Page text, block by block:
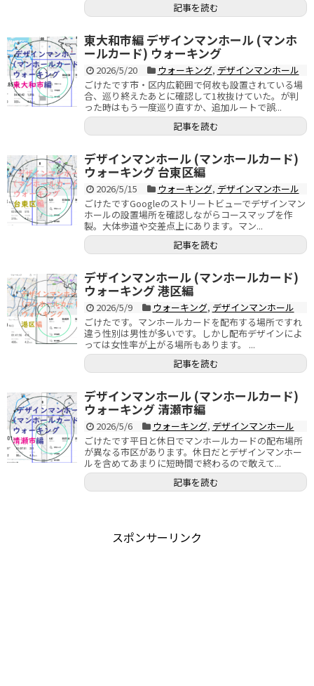
記事を読む
東大和市編 デザインマンホール (マンホ
ールカード) ウォーキング
2026/5/20 ウォーキング, デザインマンホール
ごけたです市・区内広範囲で何枚も設置されている場
合、巡り終えたあとに確認して1枚抜けていた。が判
った時はもう一度巡り直すか、追加ルートで誤...
記事を読む
デザインマンホール (マンホールカード)
ウォーキング 台東区編
2026/5/15 ウォーキング, デザインマンホール
ごけたですGoogleのストリートビューでデザインマン
ホールの設置場所を確認しながらコースマップを作
製。大体歩道や交差点上にあります。マン...
記事を読む
デザインマンホール (マンホールカード)
ウォーキング 港区編
2026/5/9 ウォーキング, デザインマンホール
ごけたです。マンホールカードを配布する場所ですれ
違う性別は男性が多いです。しかし配布デザインによ
っては女性率が上がる場所もあります。 ...
記事を読む
デザインマンホール (マンホールカード)
ウォーキング 清瀬市編
2026/5/6 ウォーキング, デザインマンホール
ごけたです平日と休日でマンホールカードの配布場所
が異なる市区があります。休日だとデザインマンホー
ルを含めてあまりに短時間で終わるので敢えて...
記事を読む
スポンサーリンク